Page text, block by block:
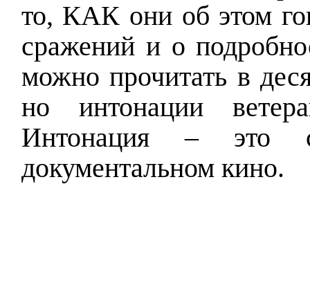
то, КАК они об этом
сражений и о
можно прочитать в
но интонации
Интонация – это
документальном кино.